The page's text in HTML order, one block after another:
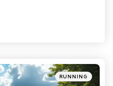
Categories
Posted
in
RUNNING